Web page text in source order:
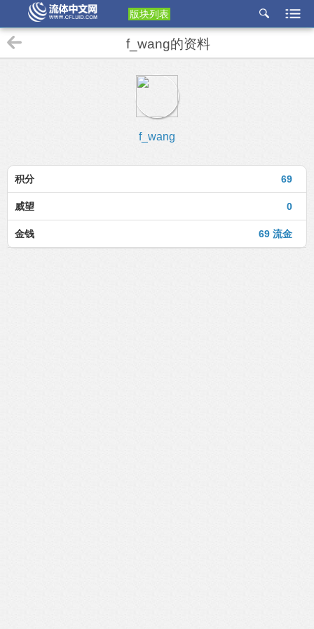
版块列表
etu
f_wang的资料
f_wang
69
积分
0
威望
69 流金
金钱